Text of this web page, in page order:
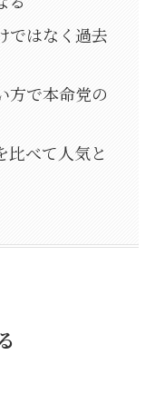
ではなく過去
方で本命党の
比べて人気と